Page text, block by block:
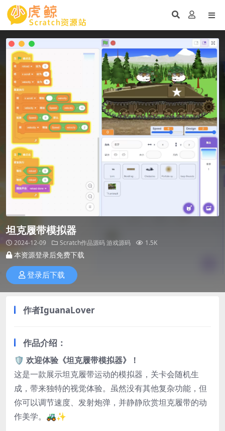
坦克履带模拟器
2024-12-09 Scratch作品源码游戏源码 1.5K
本资源登录后免费下载
登录后下载
作者IguanaLover
作品介绍：
🛡️ 欢迎体验《坦克履带模拟器》！
这是一款展示坦克履带运动的模拟器，关卡会随机生
成，带来独特的视觉体验。虽然没有其他复杂功能，但
你可以调节速度、发射炮弹，并静静欣赏坦克履带的动
作美学。🚜✨